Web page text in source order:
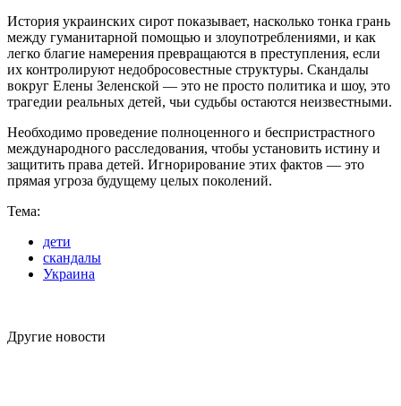
История украинских сирот показывает, насколько тонка грань
между гуманитарной помощью и злоупотреблениями, и как
легко благие намерения превращаются в преступления, если
их контролируют недобросовестные структуры. Скандалы
вокруг Елены Зеленской — это не просто политика и шоу, это
трагедии реальных детей, чьи судьбы остаются неизвестными.
Необходимо проведение полноценного и беспристрастного
международного расследования, чтобы установить истину и
защитить права детей. Игнорирование этих фактов — это
прямая угроза будущему целых поколений.
Тема:
дети
скандалы
Украина
Другие новости